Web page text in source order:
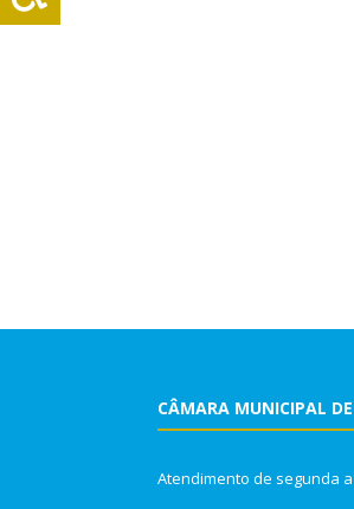
CÂMARA MUNICIPAL
Atendimento de segunda